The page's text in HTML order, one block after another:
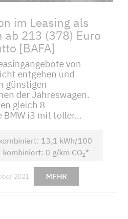
im Leasing als
ab 213 (378) Euro
[BAFA]
von
entgehen und
günstigen
der Jahreswagen.
gleich 8
i3 mit toller...
13,1 kWh/100
kombiniert: 0 g/km CO2*
2021 MEHR